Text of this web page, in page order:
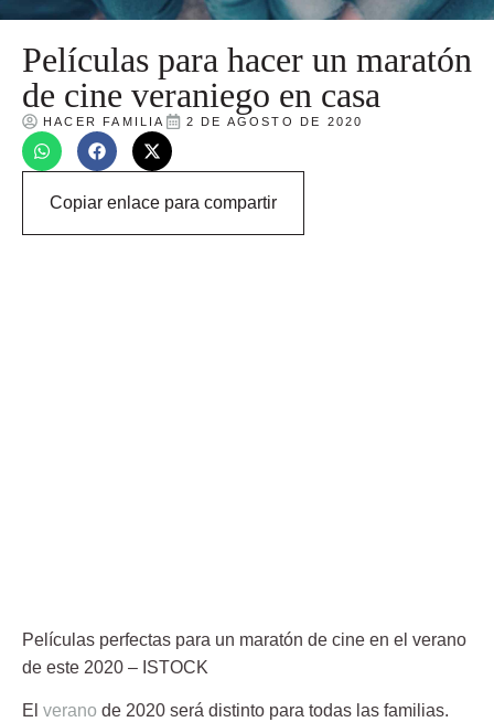
Películas para hacer un maratón
de cine veraniego en casa
HACER FAMILIA 2 DE AGOSTO DE 2020
Copiar enlace para compartir
Películas perfectas para un maratón de cine en el verano
de este 2020 – ISTOCK
El verano de 2020 será distinto para todas las familias.